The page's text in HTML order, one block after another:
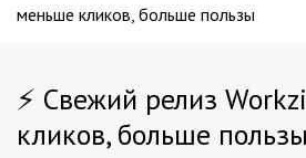
Кейсы
меньше кликов, больше пользы
⚡ Свежий релиз
кликов, больше пользы